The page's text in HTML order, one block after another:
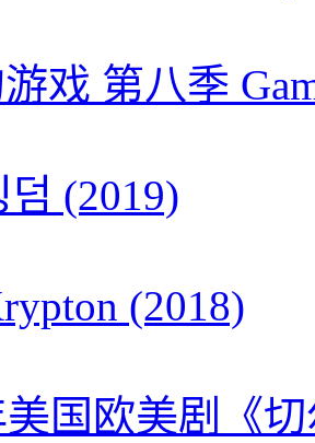
戏 第八季
덤 (2019)
(2018)
美国欧美剧《